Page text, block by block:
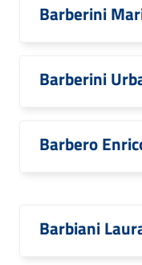
Barberini
Barberini
Barbero
Barbiani